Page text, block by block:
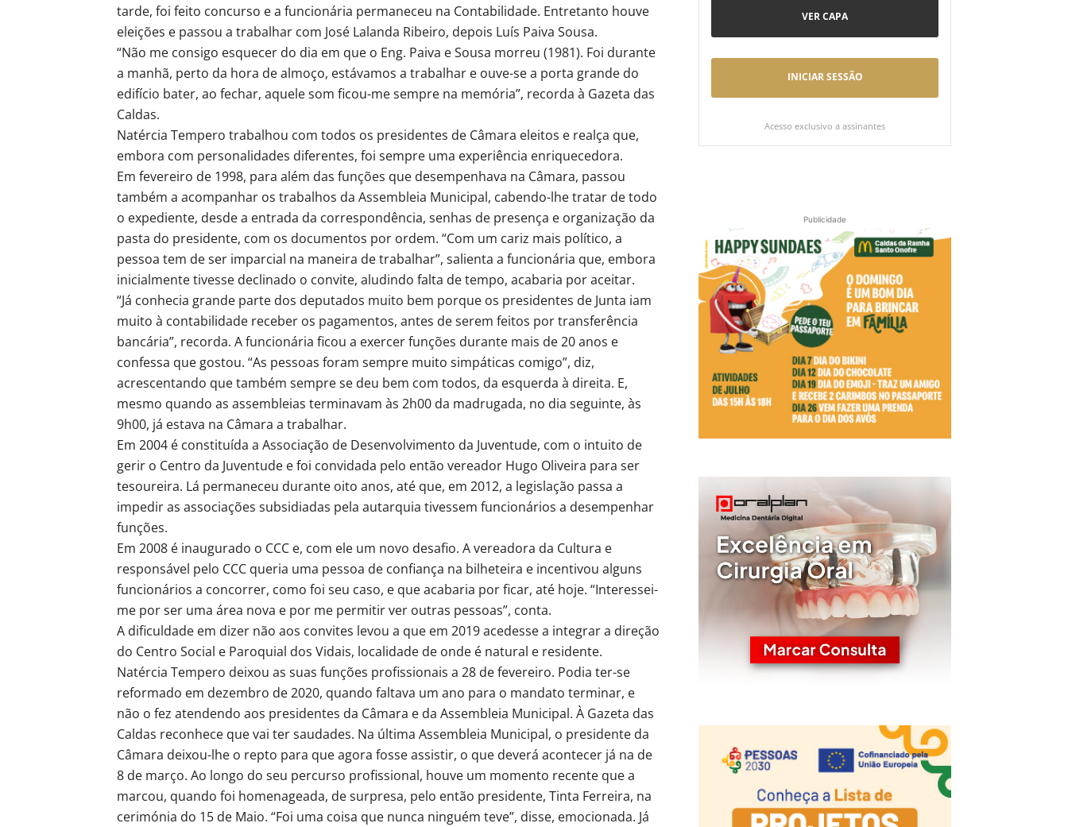
tarde, foi feito concurso e a funcionária permaneceu na Contabilidade. Entretanto houve
eleições e passou a trabalhar com José Lalanda Ribeiro, depois Luís Paiva Sousa.
“Não me consigo esquecer do dia em que o Eng. Paiva e Sousa morreu (1981). Foi durante
a manhã, perto da hora de almoço, estávamos a trabalhar e ouve-se a porta grande do
edifício bater, ao fechar, aquele som ficou-me sempre na memória”, recorda à Gazeta das
Caldas.
Natércia Tempero trabalhou com todos os presidentes de Câmara eleitos e realça que,
embora com personalidades diferentes, foi sempre uma experiência enriquecedora.
Em fevereiro de 1998, para além das funções que desempenhava na Câmara, passou
também a acompanhar os trabalhos da Assembleia Municipal, cabendo-lhe tratar de todo
o expediente, desde a entrada da correspondência, senhas de presença e organização da
pasta do presidente, com os documentos por ordem. “Com um cariz mais político, a
pessoa tem de ser imparcial na maneira de trabalhar”, salienta a funcionária que, embora
inicialmente tivesse declinado o convite, aludindo falta de tempo, acabaria por aceitar.
“Já conhecia grande parte dos deputados muito bem porque os presidentes de Junta iam
muito à contabilidade receber os pagamentos, antes de serem feitos por transferência
bancária”, recorda. A funcionária ficou a exercer funções durante mais de 20 anos e
confessa que gostou. “As pessoas foram sempre muito simpáticas comigo”, diz,
acrescentando que também sempre se deu bem com todos, da esquerda à direita. E,
mesmo quando as assembleias terminavam às 2h00 da madrugada, no dia seguinte, às
9h00, já estava na Câmara a trabalhar.
Em 2004 é constituída a Associação de Desenvolvimento da Juventude, com o intuito de
gerir o Centro da Juventude e foi convidada pelo então vereador Hugo Oliveira para ser
tesoureira. Lá permaneceu durante oito anos, até que, em 2012, a legislação passa a
impedir as associações subsidiadas pela autarquia tivessem funcionários a desempenhar
funções.
Em 2008 é inaugurado o CCC e, com ele um novo desafio. A vereadora da Cultura e
responsável pelo CCC queria uma pessoa de confiança na bilheteira e incentivou alguns
funcionários a concorrer, como foi seu caso, e que acabaria por ficar, até hoje. “Interessei-
me por ser uma área nova e por me permitir ver outras pessoas”, conta.
A dificuldade em dizer não aos convites levou a que em 2019 acedesse a integrar a direção
do Centro Social e Paroquial dos Vidais, localidade de onde é natural e residente.
Natércia Tempero deixou as suas funções profissionais a 28 de fevereiro. Podia ter-se
reformado em dezembro de 2020, quando faltava um ano para o mandato terminar, e
não o fez atendendo aos presidentes da Câmara e da Assembleia Municipal. À Gazeta das
Caldas reconhece que vai ter saudades. Na última Assembleia Municipal, o presidente da
Câmara deixou-lhe o repto para que agora fosse assistir, o que deverá acontecer já na de
8 de março. Ao longo do seu percurso profissional, houve um momento recente que a
marcou, quando foi homenageada, de surpresa, pelo então presidente, Tinta Ferreira, na
cerimónia do 15 de Maio. “Foi uma coisa que nunca ninguém teve”, disse, emocionada. Já
VER CAPA
INICIAR SESSÃO
Acesso exclusivo a assinantes
Publicidade